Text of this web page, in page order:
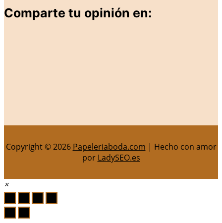
Comparte tu opinión en:
Copyright © 2026 Papeleriaboda.com | Hecho con amor
por LadySEO.es
×